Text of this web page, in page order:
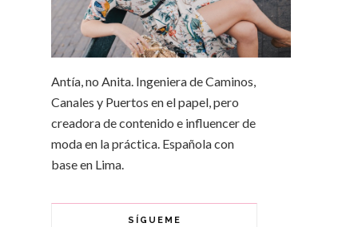
Antía, no Anita. Ingeniera de Caminos,
Canales y Puertos en el papel, pero
creadora de contenido e influencer de
moda en la práctica. Española con
base en Lima.
SÍGUEME